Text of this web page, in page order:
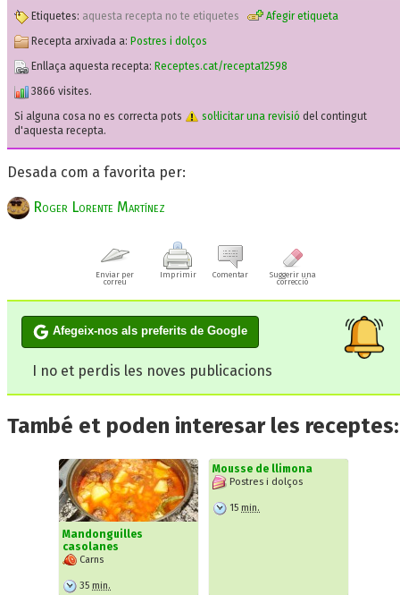
Etiquetes: aquesta recepta no te etiquetes
Afegir etiqueta
Recepta arxivada a: Postres i dolços
Enllaça aquesta recepta: Receptes.cat/recepta12598
3866 visites.
Si alguna cosa no es correcta pots
sol·licitar una revisió del contingut
d'aquesta recepta.
Desada com a favorita per:
Roger Lorente Martínez
Enviar per
correu
Imprimir Comentar
Suggerir una
correcció
Afegeix-nos als preferits de Google
I no et perdis les noves publicacions
També et poden interesar les receptes:
Mandonguilles
casolanes
Carns
35 min.
Mousse de llimona
Postres i dolços
15 min.